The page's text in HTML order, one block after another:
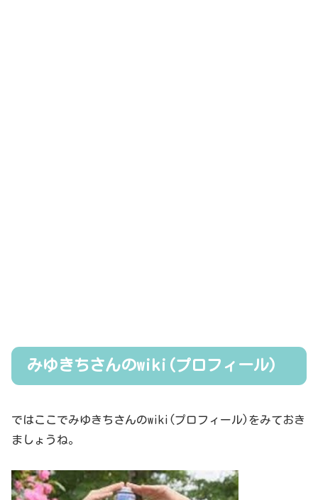
みゆきちさんのwiki(プロフィール)
ではここでみゆきちさんのwiki(プロフィール)をみておき
ましょうね。